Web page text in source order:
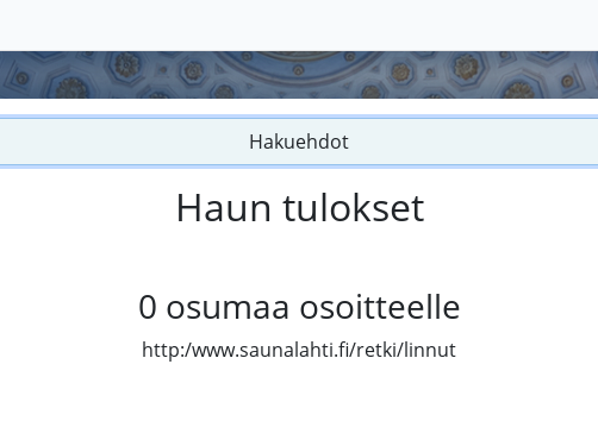
Hakuehdot
Haun tulokset
0 osumaa osoitteelle
http:/www.saunalahti.fi/retki/linnut